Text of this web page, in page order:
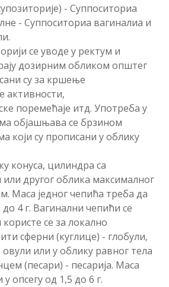
- Суппоситориа
- Суппоситориа вагиналиа и
се уводе у ректум и
дозирним обликом општег
су за кршење
активности,
поремећаје итд. Употреба у
објашњава се брзином
који су прописани у облику
конуса, цилиндра са
другог облика максималног
Маса једног чепића треба да
до 4 г. Вагинални чепићи се
користе се за локално
сферни (куглице) - глобули,
или у облику равног тела
(песари) - песарија. Маса
опсегу од 1,5 до 6 г.